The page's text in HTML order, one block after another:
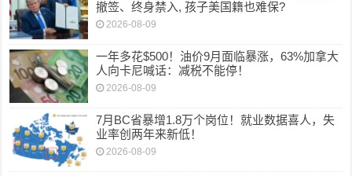
撤签、终身禁入, 孩子美国籍也难保?
2026-08-09
一年多花$500！油价9月面临暴涨，63%加拿大
人向卡尼喊话：减税不能停！
2026-08-09
7月BC省暴增1.8万个岗位！就业数据喜人，失
业率创两年来新低！
2026-08-09